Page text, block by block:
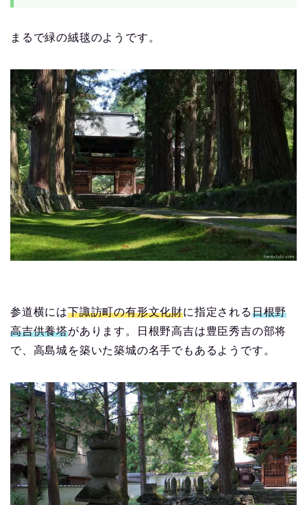
まるで緑の絨毯のようです。
参道横には下諏訪町の有形文化財に指定される日根野
高吉供養塔があります。日根野高吉は豊臣秀吉の部将
で、高島城を築いた築城の名手でもあるようです。